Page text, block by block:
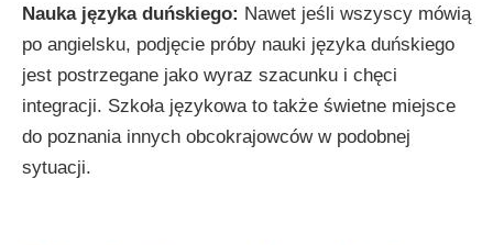
Nauka języka duńskiego: Nawet jeśli wszyscy mówią
po angielsku, podjęcie próby nauki języka duńskiego
jest postrzegane jako wyraz szacunku i chęci
integracji. Szkoła językowa to także świetne miejsce
do poznania innych obcokrajowców w podobnej
sytuacji.